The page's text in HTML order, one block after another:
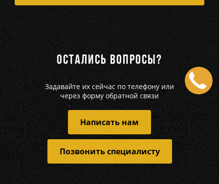
ОСТАЛИСЬ ВОПРОСЫ?
Задавайте их сейчас по телефону или
через форму обратной связи
Написать нам
Позвонить специалисту